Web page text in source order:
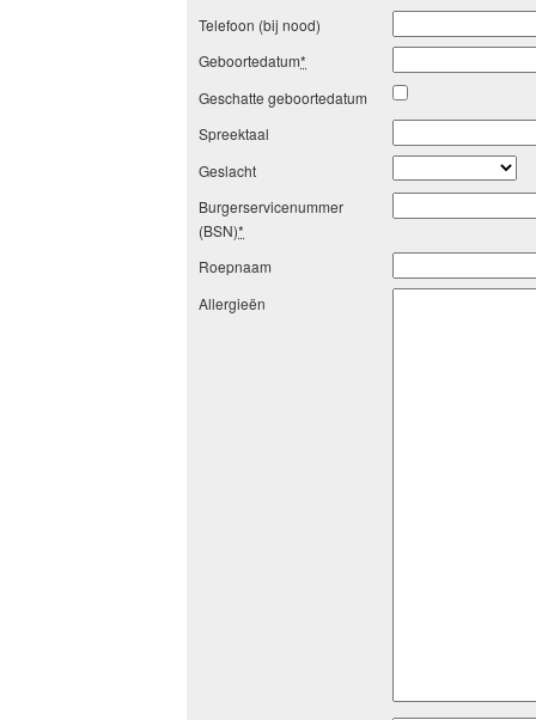
Telefoon (bij nood)
Geboortedatum*
Geschatte geboortedatum
Spreektaal
Geslacht
Burgerservicenummer
(BSN)*
Roepnaam
Allergieën